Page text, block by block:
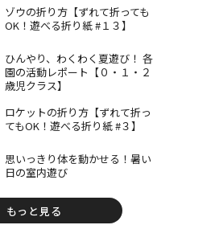
ゾウの折り方【ずれて折っても
OK！遊べる折り紙 #１３】
ひんやり、わくわく夏遊び！ 各
園の活動レポート【０・１・２
歳児クラス】
ロケットの折り方【ずれて折っ
てもOK！遊べる折り紙 #３】
思いっきり体を動かせる！暑い
日の室内遊び
もっと見る